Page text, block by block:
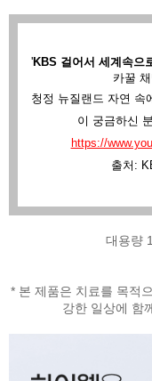
'KBS 걸어서 세계속으
카꿀
청정 뉴질랜드 자연 속
이 궁금하신
https://
출처:
대용량
* 본 제품은 치료를 목적
강한 일상에 함